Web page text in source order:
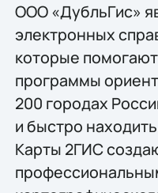
ООО «ДубльГис»
электронных
которые
программы
200 городах
и быстро
Карты 2ГИС